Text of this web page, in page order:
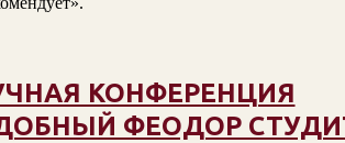
КОНФЕРЕНЦИЯ
ФЕОДОР